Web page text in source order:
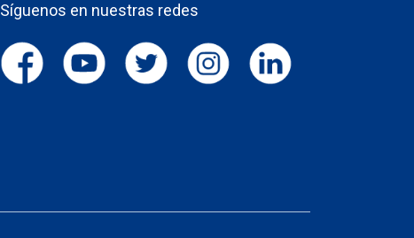
Síguenos en nuestras redes